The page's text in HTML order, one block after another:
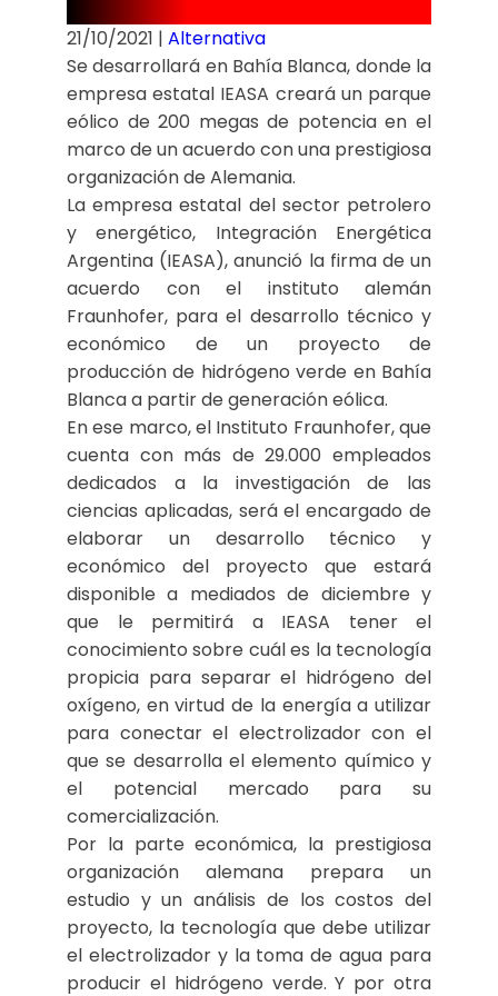
21/10/2021 | Alternativa
Se desarrollará en Bahía Blanca, donde la
empresa estatal IEASA creará un parque
eólico de 200 megas de potencia en el
marco de un acuerdo con una prestigiosa
organización de Alemania.
La empresa estatal del sector petrolero
y energético, Integración Energética
Argentina (IEASA), anunció la firma de un
acuerdo con el instituto alemán
Fraunhofer, para el desarrollo técnico y
económico de un proyecto de
producción de hidrógeno verde en Bahía
Blanca a partir de generación eólica.
En ese marco, el Instituto Fraunhofer, que
cuenta con más de 29.000 empleados
dedicados a la investigación de las
ciencias aplicadas, será el encargado de
elaborar un desarrollo técnico y
económico del proyecto que estará
disponible a mediados de diciembre y
que le permitirá a IEASA tener el
conocimiento sobre cuál es la tecnología
propicia para separar el hidrógeno del
oxígeno, en virtud de la energía a utilizar
para conectar el electrolizador con el
que se desarrolla el elemento químico y
el potencial mercado para su
comercialización.
Por la parte económica, la prestigiosa
organización alemana prepara un
estudio y un análisis de los costos del
proyecto, la tecnología que debe utilizar
el electrolizador y la toma de agua para
producir el hidrógeno verde. Y por otra